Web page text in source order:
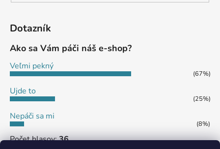
Dotazník
Ako sa Vám páči náš e-shop?
Veľmi pekný
(67%)
Ujde to
(25%)
Nepáči sa mi
(8%)
Počet hlasov:36